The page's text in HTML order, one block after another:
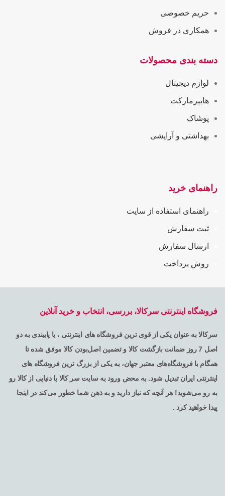
حریم خصوصی
همکاری در فروش
دسته بندی محصولات
لوازم دیجیتال
هایپرمارکت
پوشاک
بهداشتی و آرایشی
راهنمای خرید
راهنمای استفاده از سایت
ثبت سفارش
ارسال سفارش
روش پرداخت
فروشگاه اینترنتی سرکالا، بررسی، انتخاب و خرید آنلاین
سرکالا به عنوان یکی از قوی ترین فروشگاه های اینترنتی ، با پایبندی به دو
اصل 7 روز ضمانت بازگشت کالا و تضمین اصل‌بودن کالا موفق شده تا
همگام با فروشگاه‌های معتبر جهان، به یکی از بزرگ ترین فروشگاه های
اینترنتی ایران تبدیل شود. به محض ورود به سایت سر کالا با دنیایی از کالا رو
به رو می‌شوید! هر آنچه که نیاز دارید و به ذهن شما خطور می‌کند در اینجا
پیدا خواهید کرد .